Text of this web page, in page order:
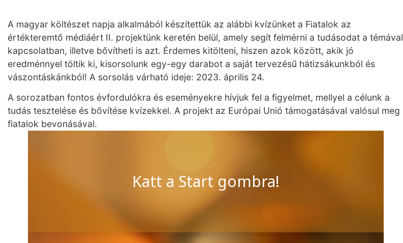
A magyar költészet napja alkalmából készítettük az alábbi kvízünket a Fiatalok az
értékteremtő médiáért II. projektünk keretén belül, amely segít felmérni a tudásodat a témával
kapcsolatban, illetve bővítheti is azt. Érdemes kitölteni, hiszen azok között, akik jó
eredménnyel töltik ki, kisorsolunk egy-egy darabot a saját tervezésű hátizsákunkból és
vászontáskánkból! A sorsolás várható ideje: 2023. április 24.
A sorozatban fontos évfordulókra és eseményekre hívjuk fel a figyelmet, mellyel a célunk a
tudás tesztelése és bővítése kvízekkel. A projekt az Európai Unió támogatásával valósul meg
fiatalok bevonásával.